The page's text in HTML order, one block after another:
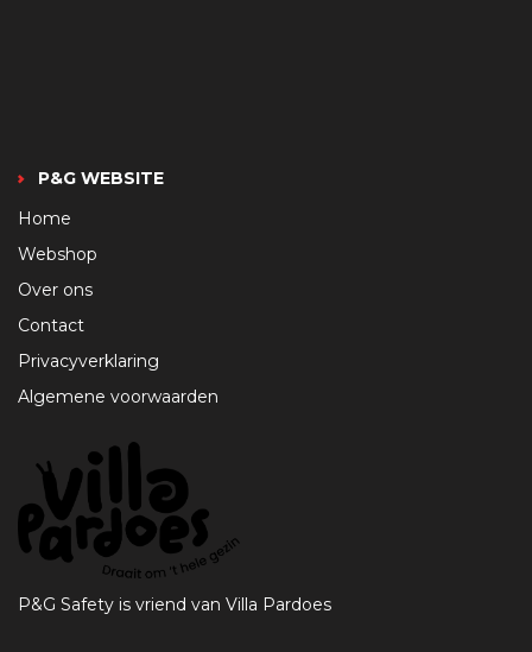
P&G WEBSITE
Home
Webshop
Over ons
Contact
Privacyverklaring
Algemene voorwaarden
P&G Safety is vriend van Villa Pardoes